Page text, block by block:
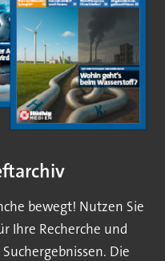
bewegt! Nutzen Sie
Ihre Recherche und
Die